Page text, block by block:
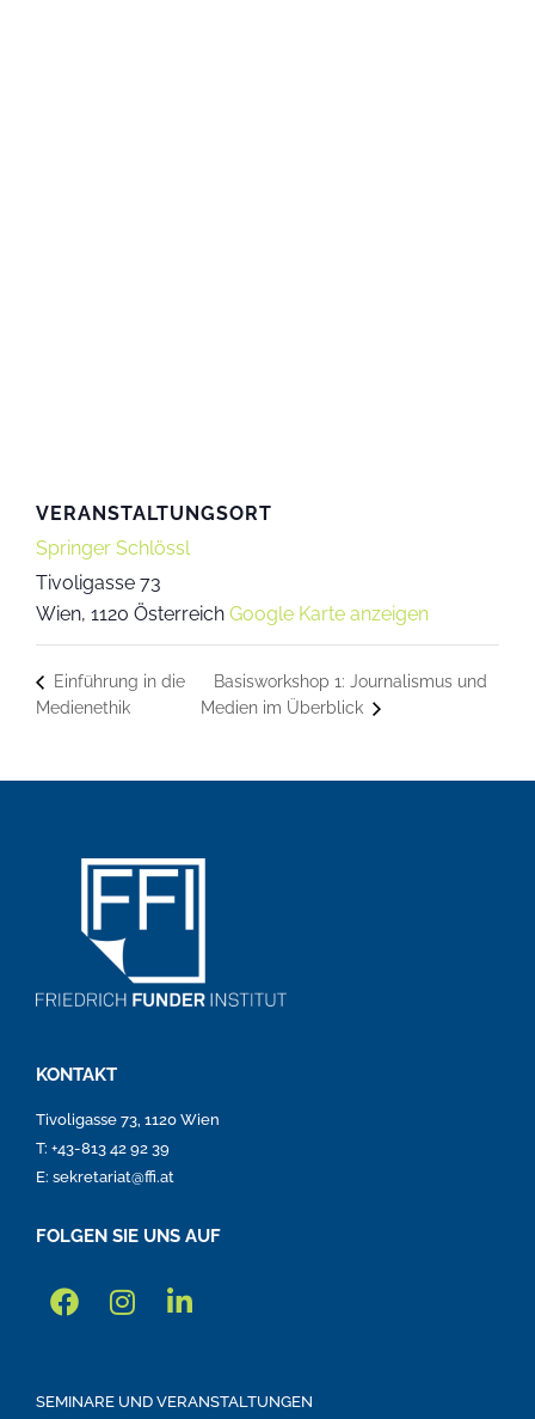
VERANSTALTUNGSORT
Springer Schlössl
Tivoligasse 73
Wien, 1120 Österreich Google Karte anzeigen
Einführung in die
Medienethik
Basisworkshop 1: Journalismus und
Medien im Überblick
KONTAKT
Tivoligasse 73, 1120 Wien
T: +43-813 42 92 39
E: sekretariat@ffi.at
FOLGEN SIE UNS AUF
SEMINARE UND VERANSTALTUNGEN